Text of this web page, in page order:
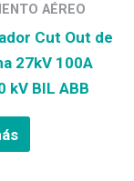
AÉREO
Cut Out de
27kV 100A
kV BIL ABB